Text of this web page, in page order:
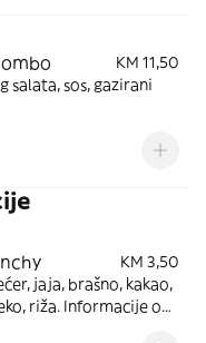
KM 11,50
salata, sos, gazirani
KM 3,50
jaja, brašno, kakao,
riža. Informacije o